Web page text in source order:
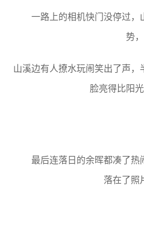
一路上的相机快门没停过，
势，
山溪边有人撩水玩闹笑出了声
脸亮得比阳光
最后连落日的余晖都凑了热
落在了照